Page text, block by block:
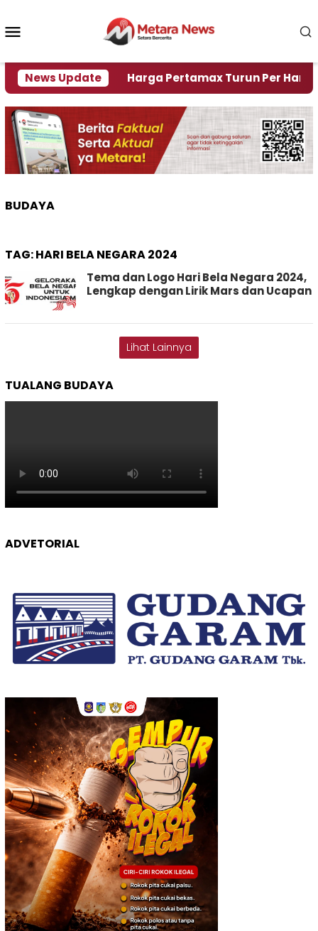
konten
News Update
Krisi Air Harga Pertamax Turun Per Hari Ini,
BUDAYA
TAG:HARI BELA NEGARA 2024
Tema dan Logo Hari Bela Negara 2024,
Lengkap dengan Lirik Mars dan Ucapan
Lihat Lainnya
TUALANG BUDAYA
ADVETORIAL